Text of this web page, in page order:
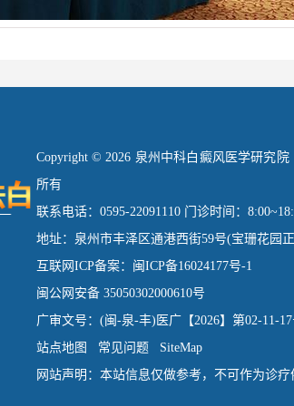
Copyright © 2026 泉州中科白癜风医学研究院
所有
联系电话：0595-22091110 门诊时间：
地址：泉州市丰泽区通港西街59号(宝珊花园
互联网ICP备案：闽ICP备16024177号-1
闽公网安备 35050302000610号
广审文号：(闽-泉-丰)医广【2026】第02-11-17
站点地图
常见问题
SiteMap
网站声明：本站信息仅做参考，不可作为诊疗